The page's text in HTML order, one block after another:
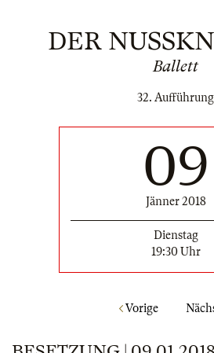
DER
Ballett
32. Aufführung
09
Jänner 2018
Dienstag
19:30 Uhr
Vorige